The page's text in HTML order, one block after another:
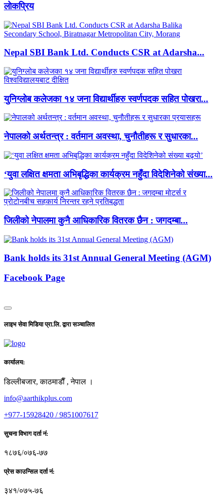
लाेकप्रिय
Nepal SBI Bank Ltd. Conducts CSR at Adarsha...
युनिग्लोब कलेजका १४ जना विद्यार्थीहरु स्वर्णपदक सहित पोखरा...
नेपालको अर्थतन्त्र : वर्तमान अवस्था, चुनौतीहरू र सुधारका...
‘युवा लक्षित क्षमता अभिबृद्धिका कार्यक्रम नहुँदा विदेशिनेको संख्या...
जिलीको नेपालमा कुनै आधिकारिक वितरक छैन : जगदम्बा...
Bank holds its 31st Annual General Meeting (AGM)
Facebook Page
लाइभ सेवा मिडिया प्रा.लि. द्वारा सञ्चालित
कार्यालय:
डिल्लीबजार, काठमाडाैँ , नेपाल ।
info@aarthikplus.com
+977-15928420 / 9851007617
सुचना विभाग दर्ता नं:
१८७६/०७६-७७
प्रेस काउन्सिल दर्ता नं:
३४१/०७५-७६